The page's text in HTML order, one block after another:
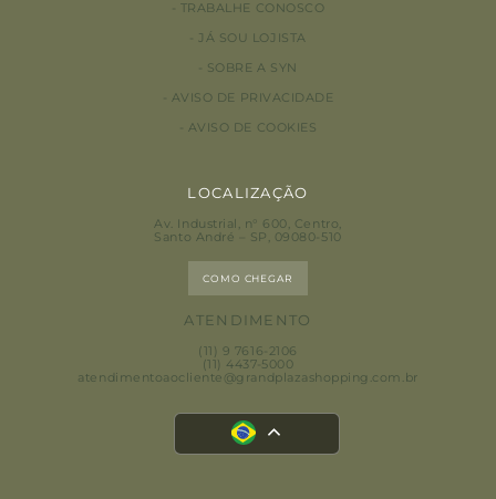
TRABALHE CONOSCO
JÁ SOU LOJISTA
SOBRE A SYN
AVISO DE PRIVACIDADE
AVISO DE COOKIES
LOCALIZAÇÃO
Av. Industrial, n° 600, Centro,
Santo André – SP, 09080-510
COMO CHEGAR
ATENDIMENTO
(11) 9 7616-2106
(11) 4437-5000
atendimentoaocliente@grandplazashopping.com.br